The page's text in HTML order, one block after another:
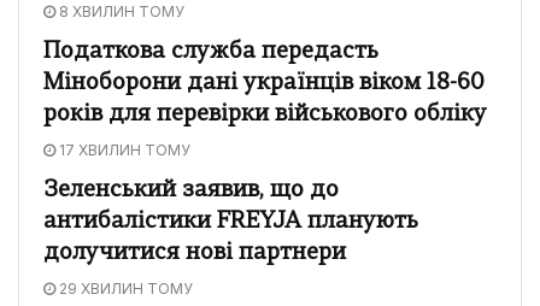
8 ХВИЛИН ТОМУ
Податкова служба передасть
Міноборони дані українців віком 18-60
років для перевірки військового обліку
17 ХВИЛИН ТОМУ
Зеленський заявив, що до
антибалістики FREYJA планують
долучитися нові партнери
29 ХВИЛИН ТОМУ